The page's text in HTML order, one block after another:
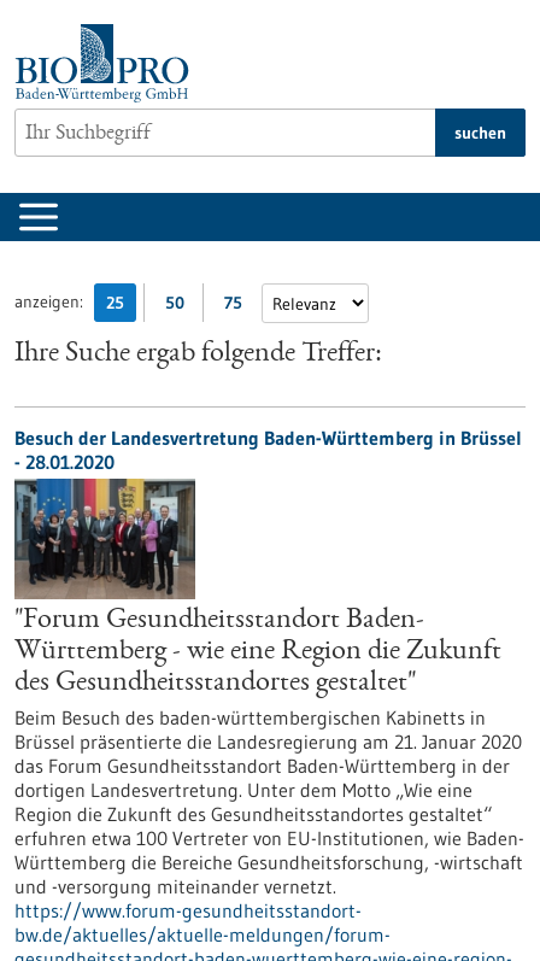
springen
suchen
anzeigen: 25 50 75
Ihre Suche ergab folgende Treffer:
Besuch der Landesvertretung Baden-Württemberg in Brüssel
- 28.01.2020
"Forum Gesundheitsstandort Baden-
Württemberg - wie eine Region die Zukunft
des Gesundheitsstandortes gestaltet"
Beim Besuch des baden-württembergischen Kabinetts in
Brüssel präsentierte die Landesregierung am 21. Januar 2020
das Forum Gesundheitsstandort Baden-Württemberg in der
dortigen Landesvertretung. Unter dem Motto „Wie eine
Region die Zukunft des Gesundheitsstandortes gestaltet“
erfuhren etwa 100 Vertreter von EU-Institutionen, wie Baden-
Württemberg die Bereiche Gesundheitsforschung, -wirtschaft
und -versorgung miteinander vernetzt.
https://www.forum-gesundheitsstandort-
bw.de/aktuelles/aktuelle-meldungen/forum-